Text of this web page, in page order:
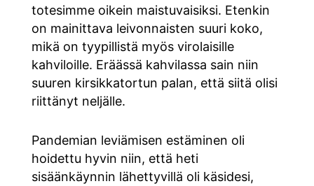
totesimme oikein maistuvaisiksi. Etenkin
on mainittava leivonnaisten suuri koko,
mikä on tyypillistä myös virolaisille
kahviloille. Eräässä kahvilassa sain niin
suuren kirsikkatortun palan, että siitä olisi
riittänyt neljälle.
Pandemian leviämisen estäminen oli
hoidettu hyvin niin, että heti
sisäänkäynnin lähettyvillä oli käsidesi,